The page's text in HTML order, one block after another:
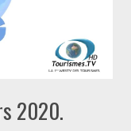
2020.